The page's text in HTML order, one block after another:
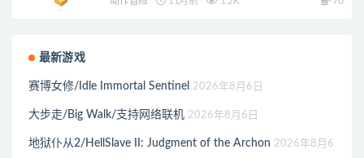
最新游戏
赛博女修/Idle Immortal Sentinel 2026年8月6日
大步走/Big Walk/支持网络联机 2026年8月6日
地狱仆从2/HellSlave II: Judgment of the Archon 2026年8月6